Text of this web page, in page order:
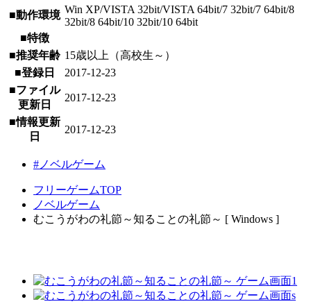
■動作環境 Win XP/VISTA 32bit/VISTA 64bit/7 32bit/7 64bit/8
32bit/8 64bit/10 32bit/10 64bit
■特徴
■推奨年齢 15歳以上（高校生～）
■登録日
2017-12-23
■ファイル
更新日
2017-12-23
■情報更新
日
2017-12-23
#ノベルゲーム
フリーゲームTOP
ノベルゲーム
むこうがわの礼節～知ることの礼節～ [ Windows ]